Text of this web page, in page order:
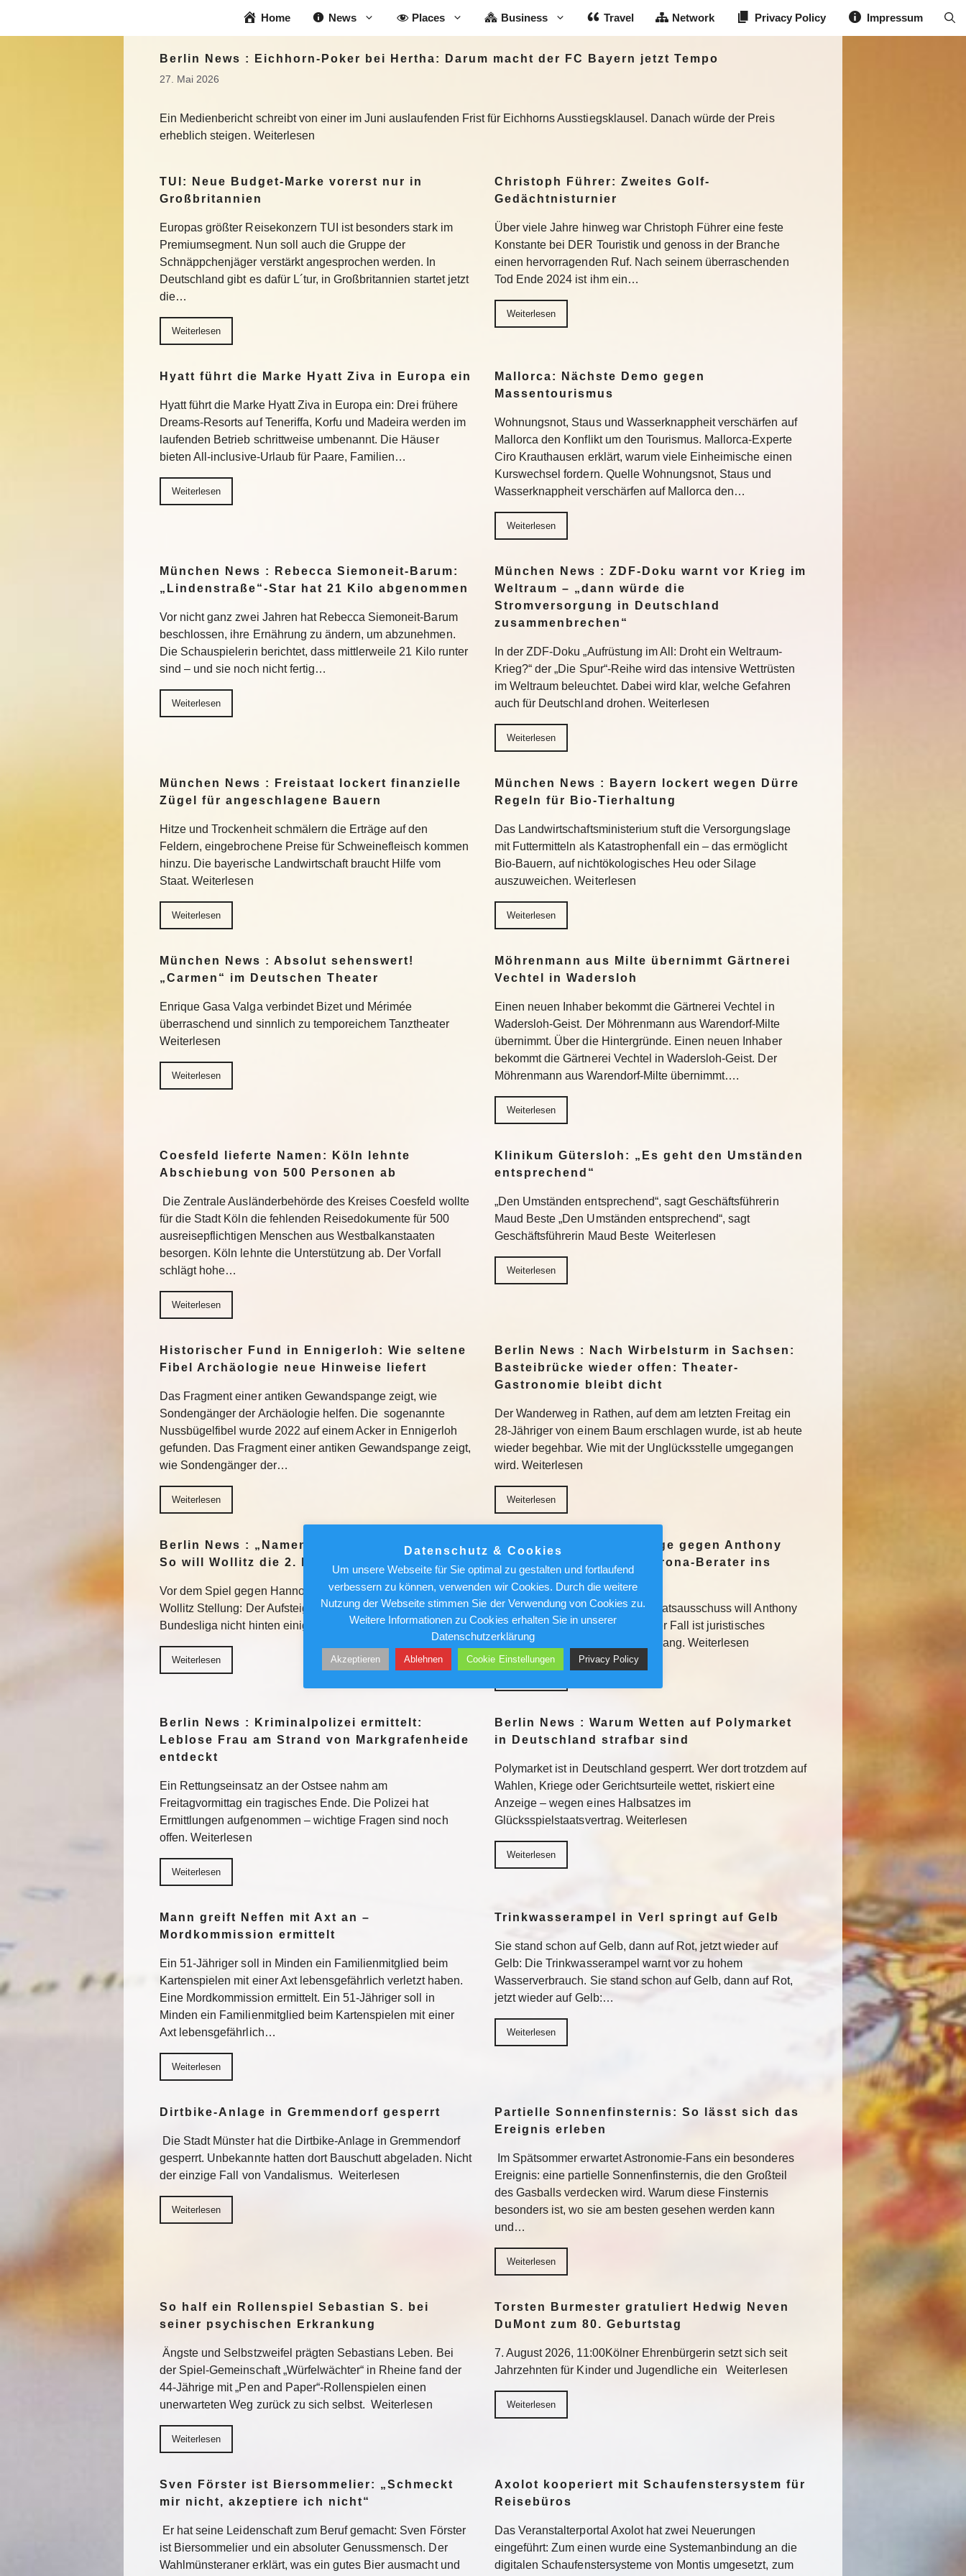
Home News Places Business Travel Network Privacy Policy Impressum
Berlin News : Eichhorn-Poker bei Hertha: Darum macht der FC Bayern jetzt Tempo
27. Mai 2026
Ein Medienbericht schreibt von einer im Juni auslaufenden Frist für Eichhorns Ausstiegsklausel. Danach würde der Preis
erheblich steigen. Weiterlesen
TUI: Neue Budget-Marke vorerst nur in
Großbritannien
Europas größter Reisekonzern TUI ist besonders stark im
Premiumsegment. Nun soll auch die Gruppe der
Schnäppchenjäger verstärkt angesprochen werden. In
Deutschland gibt es dafür L´tur, in Großbritannien startet jetzt
die…
Weiterlesen
Christoph Führer: Zweites Golf-
Gedächtnisturnier
Über viele Jahre hinweg war Christoph Führer eine feste
Konstante bei DER Touristik und genoss in der Branche
einen hervorragenden Ruf. Nach seinem überraschenden
Tod Ende 2024 ist ihm ein…
Weiterlesen
Hyatt führt die Marke Hyatt Ziva in Europa ein
Hyatt führt die Marke Hyatt Ziva in Europa ein: Drei frühere
Dreams-Resorts auf Teneriffa, Korfu und Madeira werden im
laufenden Betrieb schrittweise umbenannt. Die Häuser
bieten All-inclusive-Urlaub für Paare, Familien…
Weiterlesen
Mallorca: Nächste Demo gegen
Massentourismus
Wohnungsnot, Staus und Wasserknappheit verschärfen auf
Mallorca den Konflikt um den Tourismus. Mallorca-Experte
Ciro Krauthausen erklärt, warum viele Einheimische einen
Kurswechsel fordern. Quelle Wohnungsnot, Staus und
Wasserknappheit verschärfen auf Mallorca den…
Weiterlesen
München News : Rebecca Siemoneit-Barum:
„Lindenstraße“-Star hat 21 Kilo abgenommen
Vor nicht ganz zwei Jahren hat Rebecca Siemoneit-Barum
beschlossen, ihre Ernährung zu ändern, um abzunehmen.
Die Schauspielerin berichtet, dass mittlerweile 21 Kilo runter
sind – und sie noch nicht fertig…
Weiterlesen
München News : ZDF-Doku warnt vor Krieg im
Weltraum – „dann würde die
Stromversorgung in Deutschland
zusammenbrechen“
In der ZDF-Doku „Aufrüstung im All: Droht ein Weltraum-
Krieg?“ der „Die Spur“-Reihe wird das intensive Wettrüsten
im Weltraum beleuchtet. Dabei wird klar, welche Gefahren
auch für Deutschland drohen. Weiterlesen
Weiterlesen
München News : Freistaat lockert finanzielle
Zügel für angeschlagene Bauern
Hitze und Trockenheit schmälern die Erträge auf den
Feldern, eingebrochene Preise für Schweinefleisch kommen
hinzu. Die bayerische Landwirtschaft braucht Hilfe vom
Staat. Weiterlesen
Weiterlesen
München News : Bayern lockert wegen Dürre
Regeln für Bio-Tierhaltung
Das Landwirtschaftsministerium stuft die Versorgungslage
mit Futtermitteln als Katastrophenfall ein – das ermöglicht
Bio-Bauern, auf nichtökologisches Heu oder Silage
auszuweichen. Weiterlesen
Weiterlesen
München News : Absolut sehenswert!
„Carmen“ im Deutschen Theater
Enrique Gasa Valga verbindet Bizet und Mérimée
überraschend und sinnlich zu temporeichem Tanztheater
Weiterlesen
Weiterlesen
Möhrenmann aus Milte übernimmt Gärtnerei
Vechtel in Wadersloh
Einen neuen Inhaber bekommt die Gärtnerei Vechtel in
Wadersloh-Geist. Der Möhrenmann aus Warendorf-Milte
übernimmt. Über die Hintergründe. Einen neuen Inhaber
bekommt die Gärtnerei Vechtel in Wadersloh-Geist. Der
Möhrenmann aus Warendorf-Milte übernimmt….
Weiterlesen
Coesfeld lieferte Namen: Köln lehnte
Abschiebung von 500 Personen ab
Die Zentrale Ausländerbehörde des Kreises Coesfeld wollte
für die Stadt Köln die fehlenden Reisedokumente für 500
ausreisepflichtigen Menschen aus Westbalkanstaaten
besorgen. Köln lehnte die Unterstützung ab. Der Vorfall
schlägt hohe…
Weiterlesen
Klinikum Gütersloh: „Es geht den Umständen
entsprechend“
„Den Umständen entsprechend“, sagt Geschäftsführerin
Maud Beste „Den Umständen entsprechend“, sagt
Geschäftsführerin Maud Beste Weiterlesen
Weiterlesen
Historischer Fund in Ennigerloh: Wie seltene
Fibel Archäologie neue Hinweise liefert
Das Fragment einer antiken Gewandspange zeigt, wie
Sondengänger der Archäologie helfen. Die sogenannte
Nussbügelfibel wurde 2022 auf einem Acker in Ennigerloh
gefunden. Das Fragment einer antiken Gewandspange zeigt,
wie Sondengänger der…
Weiterlesen
Berlin News : Nach Wirbelsturm in Sachsen:
Basteibrücke wieder offen: Theater-
Gastronomie bleibt dicht
Der Wanderweg in Rathen, auf dem am letzten Freitag ein
28-Jähriger von einem Baum erschlagen wurde, ist ab heute
wieder begehbar. Wie mit der Unglücksstelle umgegangen
wird. Weiterlesen
Weiterlesen
Berlin News : „Namen machen, nicht holen“:
So will Wollitz die 2. Bundesliga aufmischen
Vor dem Spiel gegen Hannover 96 bezieht Claus-Dieter
Wollitz Stellung: Der Aufsteiger wird sich auch in der 2.
Bundesliga nicht hinten einigeln. Weiterlesen
Weiterlesen
Berlin News : Strafanzeige gegen Anthony
Fauci: Kommt der Ex-Corona-Berater ins
Gefängnis?
Ein republikanisch geführter Senatsausschuss will Anthony
Fauci strafrechtlich belangen. Der Fall ist juristisches
Neuland – mit ungewissem Ausgang. Weiterlesen
Berlin News : Kriminalpolizei ermittelt:
Leblose Frau am Strand von Markgrafenheide
entdeckt
Ein Rettungseinsatz an der Ostsee nahm am
Freitagvormittag ein tragisches Ende. Die Polizei hat
Ermittlungen aufgenommen – wichtige Fragen sind noch
offen. Weiterlesen
Weiterlesen
Berlin News : Warum Wetten auf Polymarket
in Deutschland strafbar sind
Polymarket ist in Deutschland gesperrt. Wer dort trotzdem auf
Wahlen, Kriege oder Gerichtsurteile wettet, riskiert eine
Anzeige – wegen eines Halbsatzes im
Glücksspielstaatsvertrag. Weiterlesen
Weiterlesen
Mann greift Neffen mit Axt an –
Mordkommission ermittelt
Ein 51-Jähriger soll in Minden ein Familienmitglied beim
Kartenspielen mit einer Axt lebensgefährlich verletzt haben.
Eine Mordkommission ermittelt. Ein 51-Jähriger soll in
Minden ein Familienmitglied beim Kartenspielen mit einer
Axt lebensgefährlich…
Weiterlesen
Trinkwasserampel in Verl springt auf Gelb
Sie stand schon auf Gelb, dann auf Rot, jetzt wieder auf
Gelb: Die Trinkwasserampel warnt vor zu hohem
Wasserverbrauch. Sie stand schon auf Gelb, dann auf Rot,
jetzt wieder auf Gelb:…
Weiterlesen
Dirtbike-Anlage in Gremmendorf gesperrt
Die Stadt Münster hat die Dirtbike-Anlage in Gremmendorf
gesperrt. Unbekannte hatten dort Bauschutt abgeladen. Nicht
der einzige Fall von Vandalismus. Weiterlesen
Weiterlesen
Partielle Sonnenfinsternis: So lässt sich das
Ereignis erleben
Im Spätsommer erwartet Astronomie-Fans ein besonderes
Ereignis: eine partielle Sonnenfinsternis, die den Großteil
des Gasballs verdecken wird. Warum diese Finsternis
besonders ist, wo sie am besten gesehen werden kann
und…
Weiterlesen
So half ein Rollenspiel Sebastian S. bei
seiner psychischen Erkrankung
Ängste und Selbstzweifel prägten Sebastians Leben. Bei
der Spiel-Gemeinschaft „Würfelwächter“ in Rheine fand der
44-Jährige mit „Pen and Paper“-Rollenspielen einen
unerwarteten Weg zurück zu sich selbst. Weiterlesen
Weiterlesen
Torsten Burmester gratuliert Hedwig Neven
DuMont zum 80. Geburtstag
7. August 2026, 11:00Kölner Ehrenbürgerin setzt sich seit
Jahrzehnten für Kinder und Jugendliche ein Weiterlesen
Weiterlesen
Sven Förster ist Biersommelier: „Schmeckt
mir nicht, akzeptiere ich nicht“
Er hat seine Leidenschaft zum Beruf gemacht: Sven Förster
ist Biersommelier und ein absoluter Genussmensch. Der
Wahlmünsteraner erklärt, was ein gutes Bier ausmacht und
Axolot kooperiert mit Schaufenstersystem für
Reisebüros
Das Veranstalterportal Axolot hat zwei Neuerungen
eingeführt: Zum einen wurde eine Systemanbindung an die
digitalen Schaufenstersysteme von Montis umgesetzt, zum
Datenschutz & Cookies
Um unsere Webseite für Sie optimal zu gestalten und fortlaufend
verbessern zu können, verwenden wir Cookies. Durch die weitere
Nutzung der Webseite stimmen Sie der Verwendung von Cookies zu.
Weitere Informationen zu Cookies erhalten Sie in unserer
Datenschutzerklärung
Akzeptieren Ablehnen Cookie Einstellungen Privacy Policy